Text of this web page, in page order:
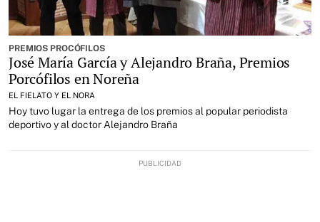
PREMIOS PROCÓFILOS
José María García y Alejandro Braña, Premios
Porcófilos en Noreña
EL FIELATO Y EL NORA
Hoy tuvo lugar la entrega de los premios al popular periodista
deportivo y al doctor Alejandro Braña